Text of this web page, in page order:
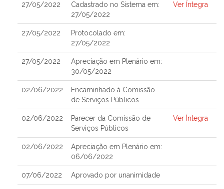
27/05/2022
Cadastrado no Sistema em:
27/05/2022
Ver Íntegra
27/05/2022
Protocolado em:
27/05/2022
27/05/2022
Apreciação em Plenário em:
30/05/2022
02/06/2022
Encaminhado à Comissão
de Serviços Públicos
02/06/2022
Parecer da Comissão de
Serviços Públicos
Ver Íntegra
02/06/2022
Apreciação em Plenário em:
06/06/2022
07/06/2022 Aprovado por unanimidade